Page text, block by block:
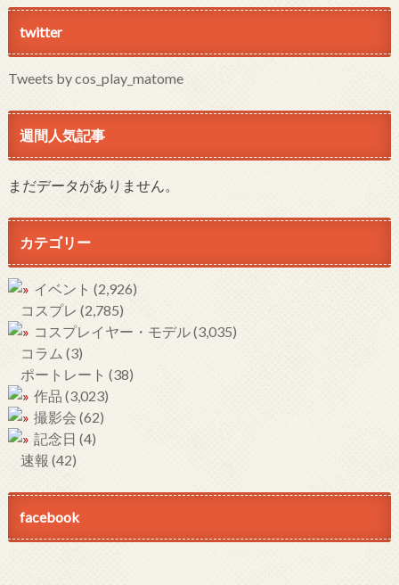
twitter
Tweets by cos_play_matome
週間人気記事
まだデータがありません。
カテゴリー
イベント (2,926)
コスプレ (2,785)
コスプレイヤー・モデル(3,035)
コラム (3)
ポートレート (38)
作品 (3,023)
撮影会 (62)
記念日 (4)
速報 (42)
facebook